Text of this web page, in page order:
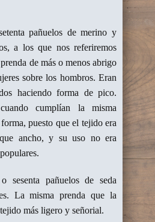
pañuelos de merino y
a los que nos referiremos
de más o menos abrigo
sobre los hombros. Eran
haciendo forma de pico.
cumplían la misma
puesto que el tejido era
ancho, y su uso no era
sesenta pañuelos de seda
La misma prenda que la
más ligero y señorial.